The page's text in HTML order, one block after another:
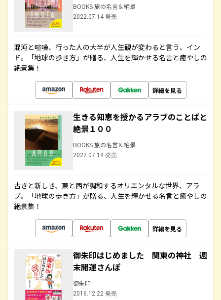
BOOKS 旅の名言＆絶景
2022.07.14 発売
混沌と喧噪、行った人の大半が人生観が変わると言う、イン
ド。「地球の歩き方」が贈る、人生を輝かせる名言と癒やしの
絶景集！
詳細を見る
生きる知恵を授かるアラブのことばと
絶景１００
BOOKS 旅の名言＆絶景
2022.07.14 発売
古きと新しき、東と西が調和するオリエンタルな世界、アラ
ブ。「地球の歩き方」が贈る、人生を輝かせる名言と癒やしの
絶景集！
詳細を見る
御朱印はじめました 関東の神社 週
末開運さんぽ
御朱印
2016.12.22 発売